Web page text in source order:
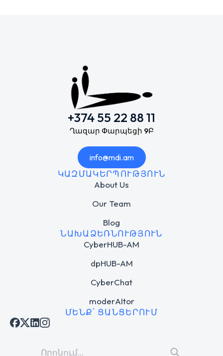
+374 55 22 88 11
Ղազար Փարպեցի 9Բ
info@mdi.am
ԿԱԶՄԱԿԵՐՊՈՒԹՅՈՒՆ
About Us
Our Team
Blog
ՆԱԽԱՁԵՌՆՈՒԹՅՈՒՆ
CyberHUB-AM
dpHUB-AM
CyberChat
moderAItor
ՄԵՆՔ՝ ՑԱՆՑԵՐՈՒՄ